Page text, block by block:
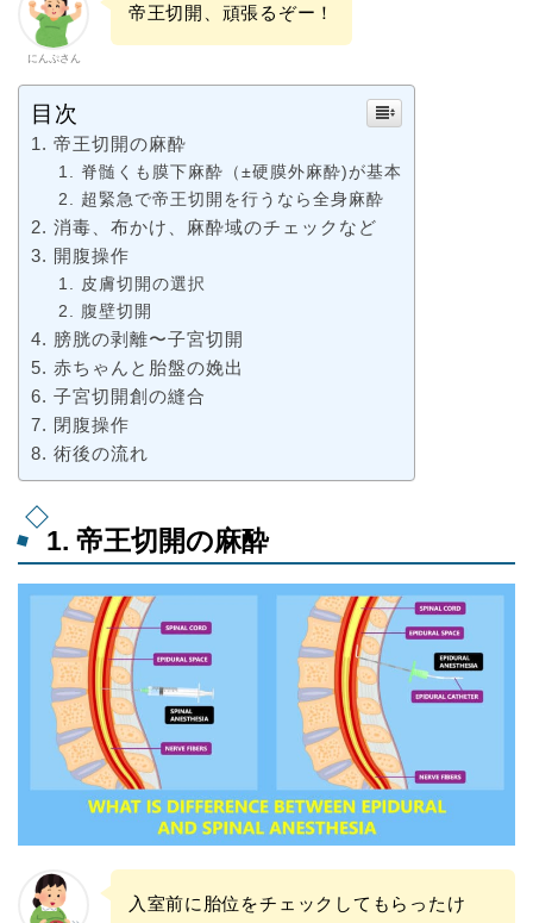
にんぷさん
帝王切開、頑張るぞー！
目次
1. 帝王切開の麻酔
1. 脊髄くも膜下麻酔（±硬膜外麻酔)が基本
2. 超緊急で帝王切開を行うなら全身麻酔
2. 消毒、布かけ、麻酔域のチェックなど
3. 開腹操作
1. 皮膚切開の選択
2. 腹壁切開
4. 膀胱の剥離〜子宮切開
5. 赤ちゃんと胎盤の娩出
6. 子宮切開創の縫合
7. 閉腹操作
8. 術後の流れ
1. 帝王切開の麻酔
入室前に胎位をチェックしてもらったけ